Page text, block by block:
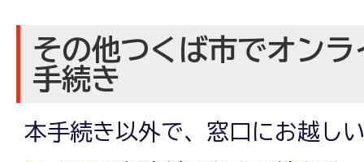
その他つくば市でオン
手続き
本手続き以外で、窓口にお越し